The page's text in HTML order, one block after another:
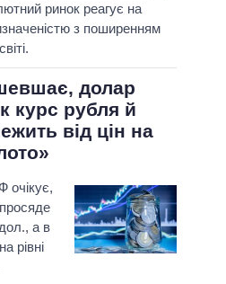
ринок реагує на
з поширенням
долар
курс рубля й
від цін на
очікує,
а в
рівні